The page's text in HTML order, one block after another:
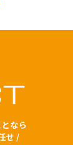
なら
せ /